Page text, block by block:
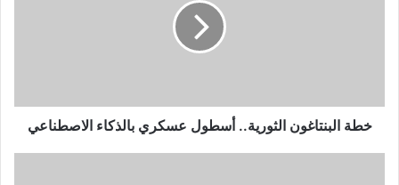
خطة البنتاغون الثورية.. أسطول عسكري بالذكاء الاصطناعي